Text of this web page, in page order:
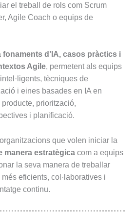
el treball de rols com Scrum
Agile Coach o equips de
fonaments d’IA, casos pràctics i
Agile, permetent als equips
tècniques de
i eines basades en IA en
priorització,
i planificació.
que volen iniciar la
manera estratègica com a equips
la seva manera de treballar
eficients, col·laboratives i
continu.